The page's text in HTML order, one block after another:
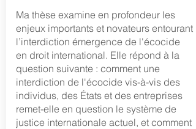
Ma thèse examine en profondeur les
enjeux importants et novateurs entourant
l’interdiction émergence de l'écocide
en droit international. Elle répond à la
question suivante : comment une
interdiction de l'écocide vis-à-vis des
individus, des États et des entreprises
remet-elle en question le système de
justice internationale actuel, et comment